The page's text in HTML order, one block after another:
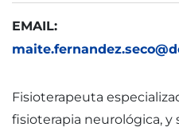
EMAIL:
Fisioterapeuta
fisioterapia neurológica, y